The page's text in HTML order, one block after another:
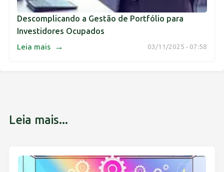
Descomplicando a Gestão de Portfólio para
Investidores Ocupados
03/11/2025 - 07:58
Leia mais →
Leia mais...